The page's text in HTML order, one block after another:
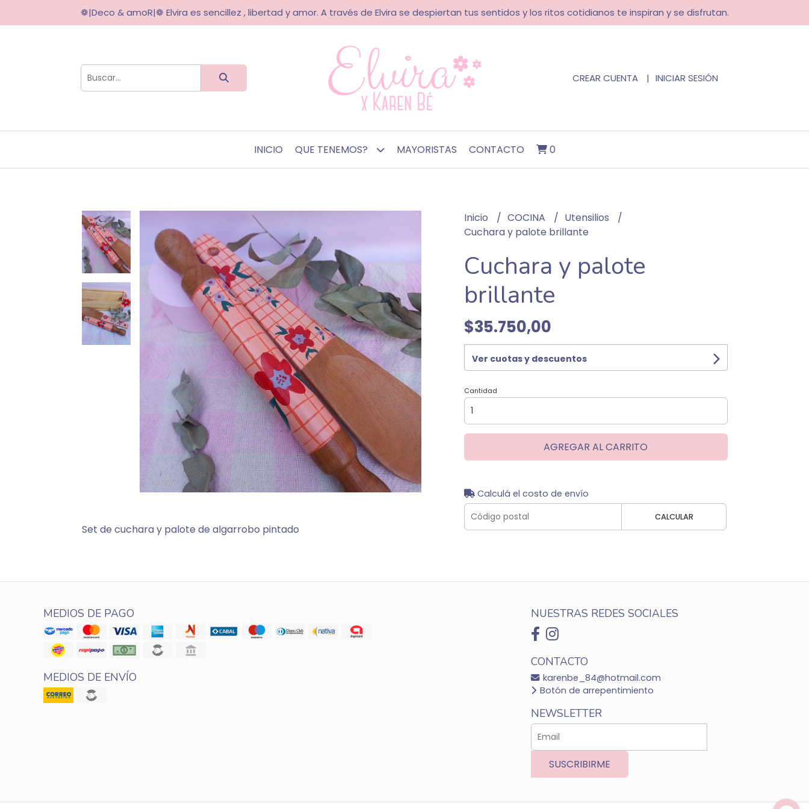
❁|Deco & amoR|❁ Elvira es sencillez , libertad y amor. A través de Elvira se despiertan tus sentidos y los ritos cotidianos te inspiran y se disfrutan.
CREAR CUENTA INICIAR SESIÓN
INICIO QUE TENEMOS? MAYORISTAS CONTACTO 0
Set de cuchara y palote de algarrobo pintado
Inicio COCINA
Utensilios
Cuchara y palote brillante
Cuchara y palote
brillante
$35.750,00
Ver cuotas y descuentos
Cantidad
AGREGAR AL CARRITO
Calculá el costo de envío
CALCULAR
MEDIOS DE PAGO
MEDIOS DE ENVÍO
NUESTRAS REDES SOCIALES
CONTACTO
karenbe_84@hotmail.com
Botón de arrepentimiento
NEWSLETTER
SUSCRIBIRME